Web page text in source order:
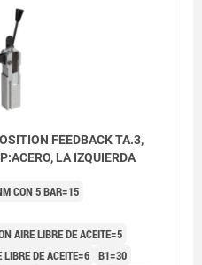
FEEDBACK TA.3,
LA IZQUIERDA
CON 5 BAR=15
AIRE LIBRE DE ACEITE=5
DE ACEITE=6 B1=30